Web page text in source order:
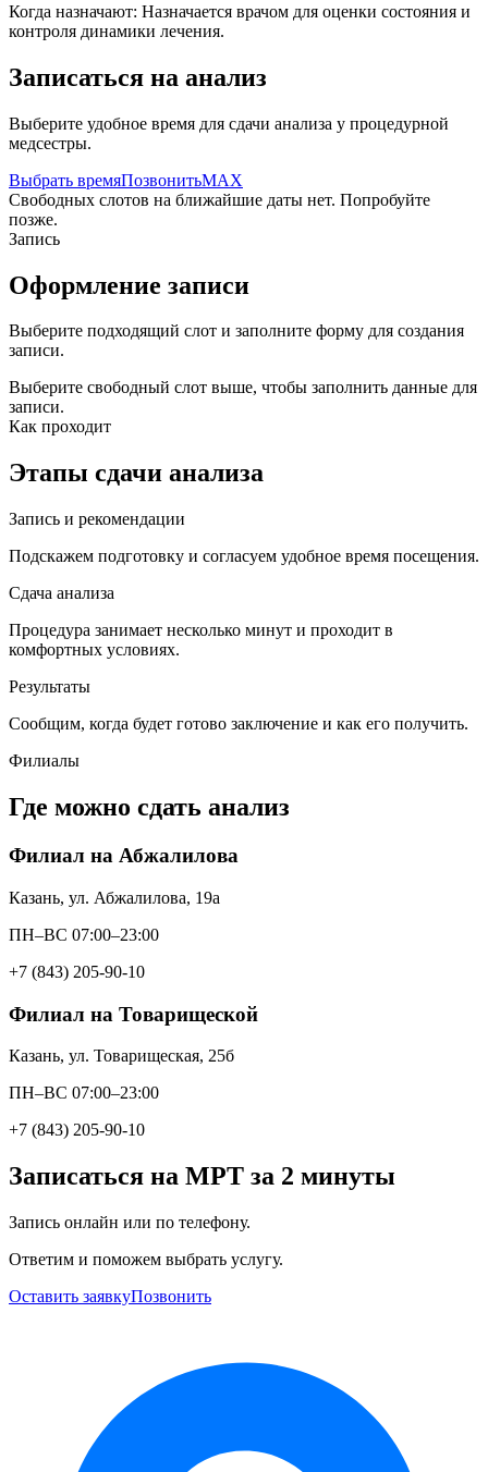
Когда назначают: Назначается врачом для оценки состояния и
контроля динамики лечения.
Записаться на анализ
Выберите удобное время для сдачи анализа у процедурной
медсестры.
Выбрать времяПозвонитьMAX
Свободных слотов на ближайшие даты нет. Попробуйте
позже.
Запись
Оформление записи
Выберите подходящий слот и заполните форму для создания
записи.
Выберите свободный слот выше, чтобы заполнить данные для
записи.
Как проходит
Этапы сдачи анализа
Запись и рекомендации
Подскажем подготовку и согласуем удобное время посещения.
Сдача анализа
Процедура занимает несколько минут и проходит в
комфортных условиях.
Результаты
Сообщим, когда будет готово заключение и как его получить.
Филиалы
Где можно сдать анализ
Филиал на Абжалилова
Казань, ул. Абжалилова, 19а
ПН–ВС 07:00–23:00
+7 (843) 205-90-10
Филиал на Товарищеской
Казань, ул. Товарищеская, 25б
ПН–ВС 07:00–23:00
+7 (843) 205-90-10
Записаться на МРТ за 2 минуты
Запись онлайн или по телефону.
Ответим и поможем выбрать услугу.
Оставить заявкуПозвонить